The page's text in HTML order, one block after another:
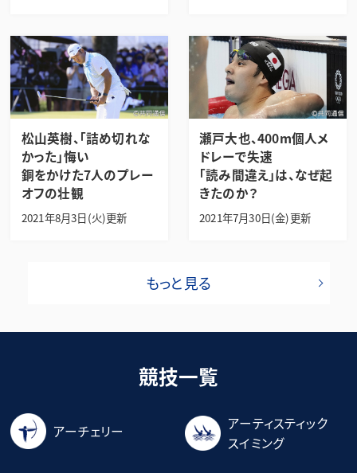
松山英樹、「詰め切れな
かった」悔い
銅をかけた7人のプレー
オフの壮観
2021年8月3日(火)更新
瀬戸大也、400m個人メ
ドレーで失速
「読み間違え」は、なぜ起
きたのか？
2021年7月30日(金)更新
もっと見る
競技一覧
アーチェリー
アーティスティック
スイミング